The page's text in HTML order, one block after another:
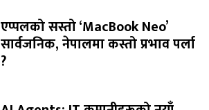
एप्पलको सस्तो ‘MacBook Neo’
सार्वजनिक, नेपालमा कस्तो प्रभाव पर्ला
?